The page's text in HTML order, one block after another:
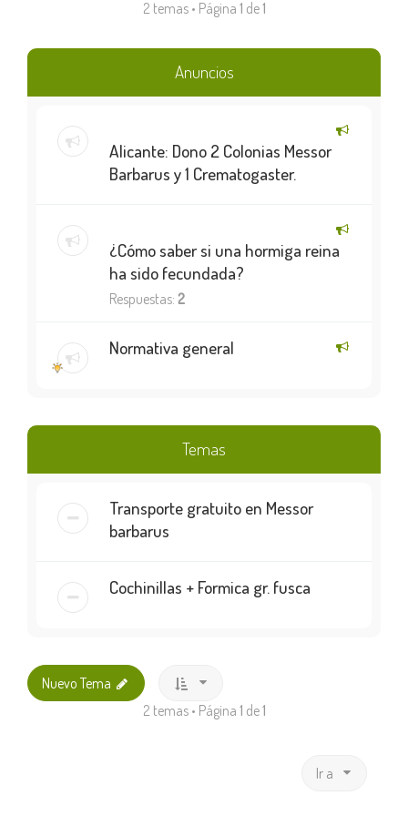
2 temas • Página 1 de1
Anuncios
Alicante: Dono 2 Colonias Messor
Barbarus y 1 Crematogaster.
¿Cómo saber si una hormiga reina
ha sido fecundada?
Respuestas: 2
Normativa general
Temas
Transporte gratuito en Messor
barbarus
Cochinillas + Formica gr. fusca
Nuevo Tema
2 temas • Página 1 de1
Ir a